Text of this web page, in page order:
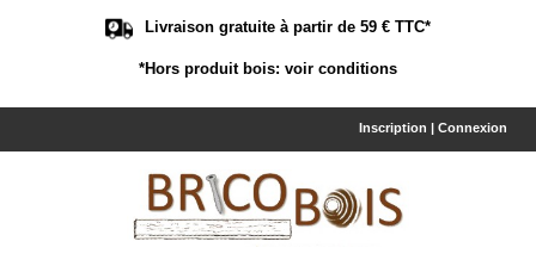
Livraison gratuite à partir de 59 € TTC*
*Hors produit bois: voir conditions
Inscription | Connexion